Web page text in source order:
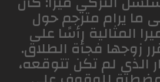
يرام مترجم حول
المثالية رأسًا على
زوجها فجأة الطلاق.
الذي لم تكن تتوقعه،